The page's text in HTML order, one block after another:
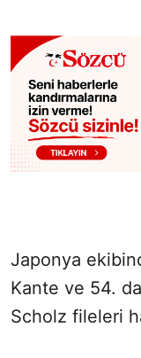
Japonya
Kante ve 54.
Scholz fileleri